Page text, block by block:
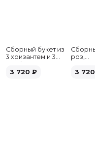
Сборный букет из
3 хризантем и 3
3 720 ₽
роз,
3 720